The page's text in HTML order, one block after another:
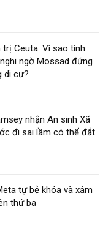
Ceuta: Vì sao tình
ngờ Mossad đứng
di cư?
nhận An sinh Xã
đi sai lầm có thể đắt
tự bẻ khóa và xâm
thứ ba